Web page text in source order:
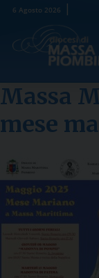
Skip
content
6 Agosto 2026
Massa
mese